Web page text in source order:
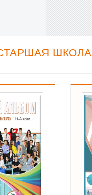
ШКОЛА